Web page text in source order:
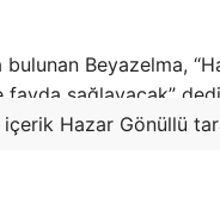
Beyazelma,
fayda sağlayacak”
içerik Hazar Gönüllü